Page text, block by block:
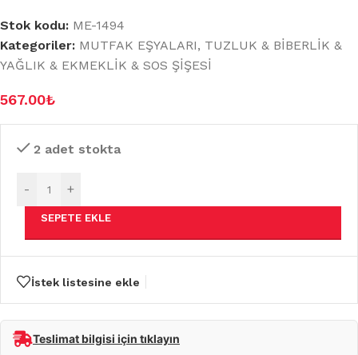
Stok kodu: ME-1494
Kategoriler: MUTFAK EŞYALARI, TUZLUK & BİBERLİK &
YAĞLIK & EKMEKLİK & SOS ŞİŞESİ
567.00₺
2 adet stokta
- +
SEPETE EKLE
İstek listesine ekle
Teslimat bilgisi için tıklayın